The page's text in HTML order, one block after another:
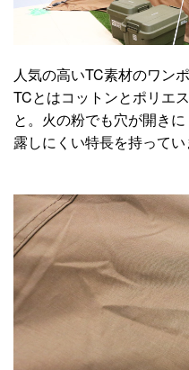
人気の高いTC素材のワン
TCとはコットンとポリエ
と。火の粉でも穴が開き
露しにくい特長を持ってい